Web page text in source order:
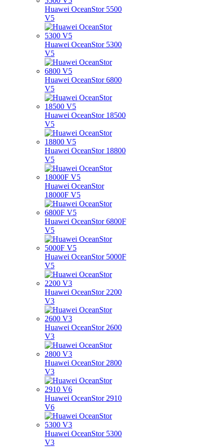
Huawei OceanStor 5500
V5
Huawei OceanStor 5300
V5
Huawei OceanStor 6800
V5
Huawei OceanStor 18500
V5
Huawei OceanStor 18800
V5
Huawei OceanStor
18000F V5
Huawei OceanStor 6800F
V5
Huawei OceanStor 5000F
V5
Huawei OceanStor 2200
V3
Huawei OceanStor 2600
V3
Huawei OceanStor 2800
V3
Huawei OceanStor 2910
V6
Huawei OceanStor 5300
V3